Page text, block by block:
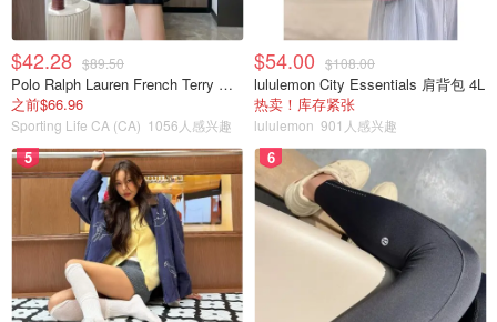
$42.28 $89.50
Polo Ralph Lauren French Terry 女童连帽卫衣 7-16码
之前$66.96
Sporting Life CA (CA) 1056人感兴趣
$54.00 $108.00
lululemon City Essentials 肩背包 4L
热卖！库存紧张
lululemon 901人感兴趣
5 6